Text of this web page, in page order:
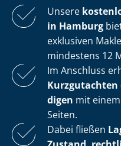
Unsere
in Hamburg
exklusiven
mindestens 12
Im Anschluss
di­gen mit
Seiten.
Dabei fließen